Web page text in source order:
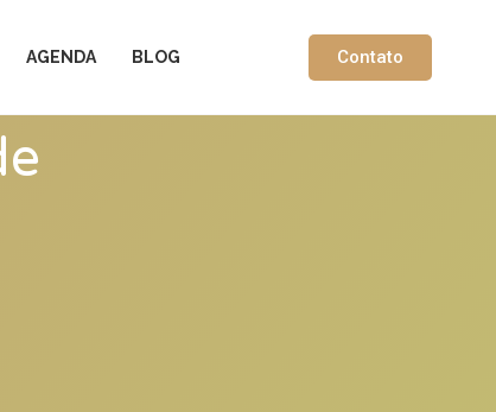
AGENDA BLOG Contato